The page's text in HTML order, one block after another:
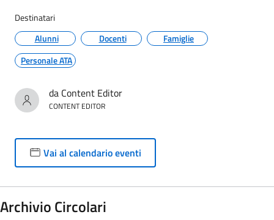
Destinatari
Alunni
Docenti
Famiglie
Personale ATA
da Content Editor
CONTENT EDITOR
Vai al calendario eventi
Archivio Circolari